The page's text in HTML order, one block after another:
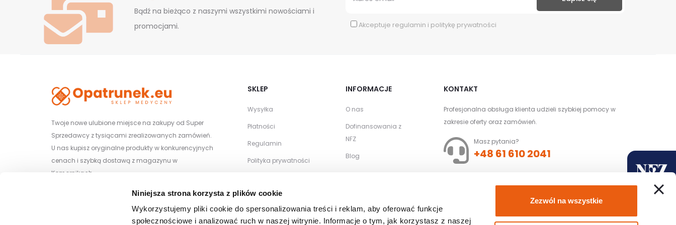
Niniejsza strona korzysta z plików cookie
Wykorzystujemy pliki cookie do spersonalizowania treści i reklam, aby oferować funkcje
społecznościowe i analizować ruch w naszej witrynie. Informacje o tym, jak korzystasz z naszej
Zezwól na wszystkie
Bądź na bieżąco z naszymi wszystkimi nowościami i
promocjami.
Akceptuje regulamin i politykę prywatności
Twoje nowe ulubione miejsce na zakupy od Super
Sprzedawcy z tysiącami zrealizowanych zamówień.
U nas kupisz oryginalne produkty w konkurencyjnych
cenach i szybką dostawą z magazynu w
Komornikach.
Wiśniowa 29/1, 62-052 Komorniki
SKLEP
Wysyłka
Płatności
Regulamin
Polityka prywatności
Kontakt
INFORMACJE
O nas
Dofinansowania z
NFZ
Blog
hurtowe
KONTAKT
Profesjonalna obsługa klienta udzieli szybkiej pomocy w
zakresie oferty oraz zamówień.
Masz pytania?
+48 61 610 2041
Złóż zamówienie z
dofinansowaniem